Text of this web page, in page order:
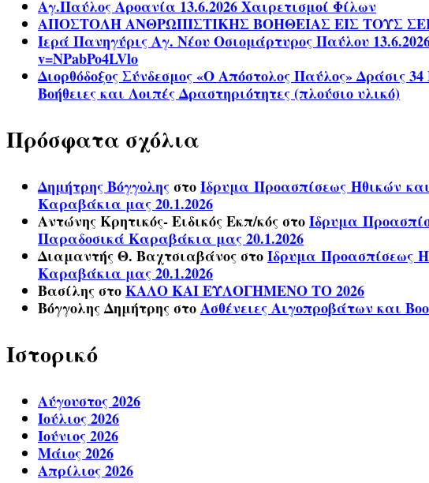
Αγ.Παύλος Αροανία 13.6.2026 Χαιρετισμοί Φίλων
ΑΠΟΣΤΟΛΗ ΑΝΘΡΩΠΙΣΤΙΚΗΣ ΒΟΗΘΕΙΑΣ ΕΙΣ ΤΟΥΣ
Ιερά Πανηγύρις Αγ. Νέου Οσιομάρτυρος Παύλου
v=NPabPo4LVlo
Διορθόδοξος Σύνδεσμος «Ο Απόστολος Παύλος» Δράσις
Βοήθειες και Λοιπές Δραστηριότητες (πλούσιο υλικό)
Πρόσφατα σχόλια
Δημήτρης ΒόγγοληςστοΊδρυμα Προασπίσεως Ηθικών
Καραβάκια μας 20.1.2026
Αντώνης Κρητικός- Ειδικός Εκπ/κόςστοΊδρυμα
Παραδοσικά Καραβάκια μας 20.1.2026
Διαμαντής Θ. ΒαχτσιαβάνοςστοΊδρυμα Προασπίσεως
Καραβάκια μας 20.1.2026
ΒασίληςστοΚΑΛΟ ΚΑΙ ΕΥΛΟΓΗΜΕΝΟ ΤΟ 2026
Βόγγολης ΔημήτρηςστοΑσθένειες Αιγοπροβάτων και
Ιστορικό
Αύγουστος 2026
Ιούλιος 2026
Ιούνιος 2026
Μάιος 2026
Απρίλιος 2026